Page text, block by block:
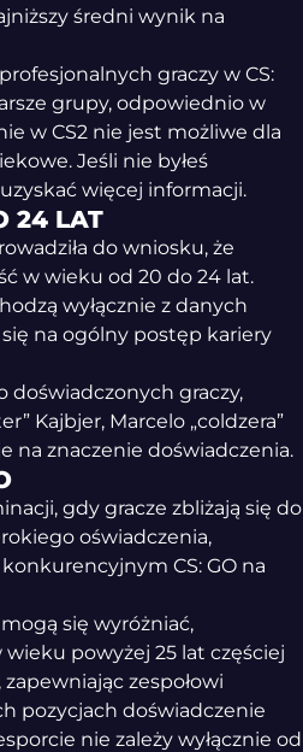
średni wynik na
graczy w CS:
grupy, odpowiednio w
w CS2 nie jest możliwe dla
Jeśli nie byłeś
więcej informacji.
24 LAT
do wniosku, że
w wieku od 20 do 24 lat.
wyłącznie z danych
na ogólny postęp kariery
doświadczonych graczy,
Kajbjer, Marcelo „coldzera”
na znaczenie doświadczenia.
gdy gracze zbliżają się do
oświadczenia,
CS: GO na
się wyróżniać,
powyżej 25 lat częściej
zespołowi
pozycjach doświadczenie
nie zależy wyłącznie od